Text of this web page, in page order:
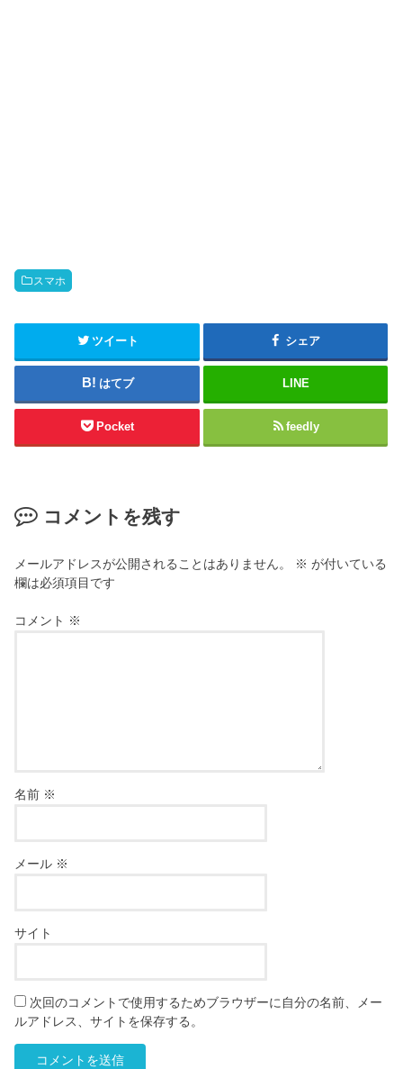
スマホ
ツイート シェア
はてブ LINE
Pocket feedly
コメントを残す
メールアドレスが公開されることはありません。 ※ が付いている
欄は必須項目です
コメント ※
名前 ※
メール ※
サイト
次回のコメントで使用するためブラウザーに自分の名前、メー
ルアドレス、サイトを保存する。